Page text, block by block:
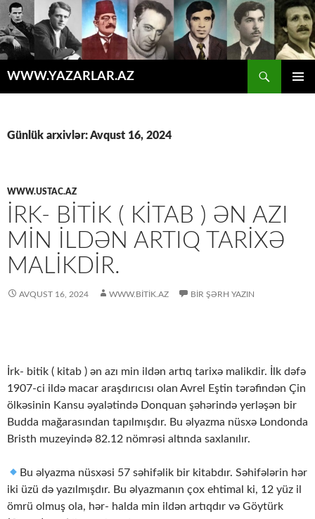
WWW.YAZARLAR.AZ
Günlük arxivlər: Avqust 16, 2024
WWW.USTAC.AZ
İRK- BITIK ( KITAB ) ƏN AZI
MIN ILDƏN ARTIQ TARIXƏ
MALIKDIR.
AVQUST 16, 2024 WWW.BITIK.AZ BIR ŞƏRH YAZIN
İrk- bitik ( kitab ) ən azı min ildən artıq tarixə malikdir. İlk dəfə
1907-ci ildə macar araşdırıcısı olan Avrel Eştin tərəfindən Çin
ölkəsinin Kansu əyalətində Donquan şəhərində yerləşən bir
Budda mağarasından tapılmışdır. Bu əlyazma nüsxə Londonda
Bristh muzeyində 82.12 nömrəsi altında saxlanılır.
Bu əlyazma nüsxəsi 57 səhifəlik bir kitabdır. Səhifələrin hər
iki üzü də yazılmışdır. Bu əlyazmanın çox ehtimal ki, 12 yüz il
ömrü olmuş ola, hər- halda min ildən artıqdır və Göytürk